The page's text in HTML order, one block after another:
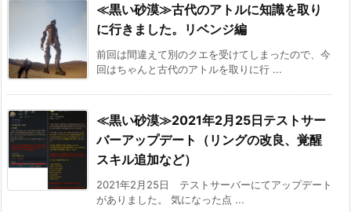
≪黒い砂漠≫古代のアトルに知識を取り
に行きました。リベンジ編
前回は間違えて別のクエを受けてしまったので、今
回はちゃんと古代のアトルを取りに行 ...
≪黒い砂漠≫2021年2月25日テストサー
バーアップデート（リングの改良、覚醒
スキル追加など）
2021年2月25日 テストサーバーにてアップデート
がありました。 気になった点 ...